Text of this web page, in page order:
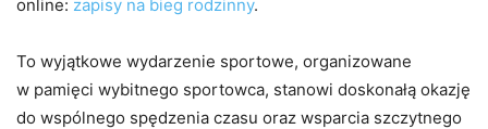
online: zapisy na bieg rodzinny.
To wyjątkowe wydarzenie sportowe, organizowane
w pamięci wybitnego sportowca, stanowi doskonałą okazję
do wspólnego spędzenia czasu oraz wsparcia szczytnego